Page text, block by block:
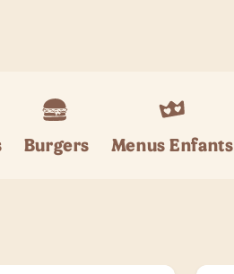
Burgers Menus Enfants